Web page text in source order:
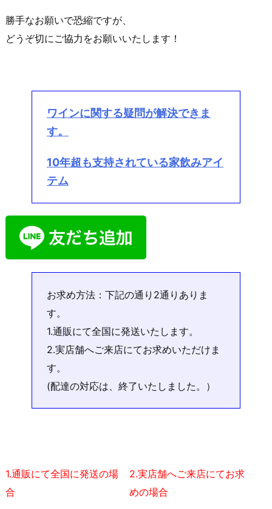
勝手なお願いで恐縮ですが、
どうぞ切にご協力をお願いいたします！
ワインに関する疑問が解決できま
す。
10年超も支持されている家飲みアイ
テム
お求め方法：下記の通り2通りありま
す。
1.通販にて全国に発送いたします。
2.実店舗へご来店にてお求めいただけま
す。
(配達の対応は、終了いたしました。）
1.通販にて全国に発送の場
合
2.実店舗へご来店にてお求
めの場合